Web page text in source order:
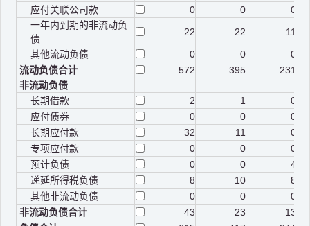
应付关联公司款
0 0
0
一年内到期的非流动负
债
22 22
11
其他流动负债
0 0
0
流动负债合计
572 395
231
非流动负债
长期借款
2 1
0
应付债券
0 0
0
长期应付款
32 11
0
专项应付款
0 0
0
预计负债
0 0
4
递延所得税负债
8 10
8
其他非流动负债
0 0
0
非流动负债合计
43 23
13